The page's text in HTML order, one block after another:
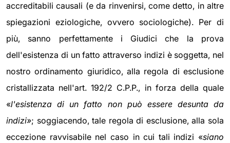
accreditabili causali (e da rinvenirsi, come detto, in altre
spiegazioni eziologiche, ovvero sociologiche). Per di
più, sanno perfettamente i Giudici che la prova
dell'esistenza di un fatto attraverso indizi è soggetta, nel
nostro ordinamento giuridico, alla regola di esclusione
cristallizzata nell'art. 192/2 C.P.P., in forza della quale
«l'esistenza di un fatto non può essere desunta da
indizi»; soggiacendo, tale regola di esclusione, alla sola
eccezione ravvisabile nel caso in cui tali indizi «siano